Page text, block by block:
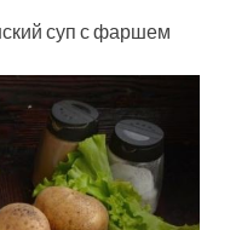
суп с фаршем